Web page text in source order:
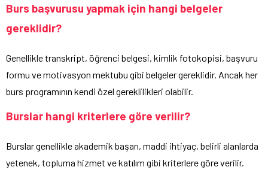
Burs başvurusu yapmak için hangi belgeler
gereklidir?
Genellikle transkript, öğrenci belgesi, kimlik fotokopisi, başvuru
formu ve motivasyon mektubu gibi belgeler gereklidir. Ancak her
burs programının kendi özel gereklilikleri olabilir.
Burslar hangi kriterlere göre verilir?
Burslar genellikle akademik başarı, maddi ihtiyaç, belirli alanlarda
yetenek, topluma hizmet ve katılım gibi kriterlere göre verilir.